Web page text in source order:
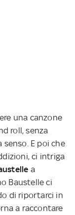
una canzone
roll, senza
senso. E poi che
ci intriga
a
Baustelle ci
di riportarci in
a raccontare